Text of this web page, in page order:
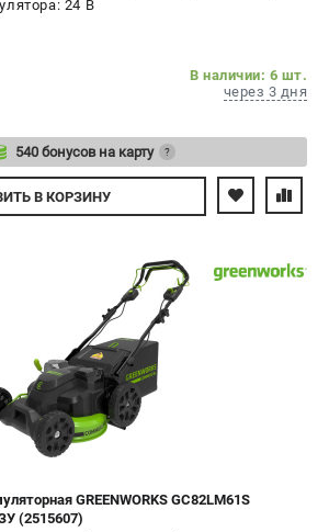
24 В
В наличии: 6 шт.
через 3 дня
540 бонусов на карту ?
Авторизуйтесь
В КОРЗИНУ
GREENWORKS GC82LM61S
(2515607)